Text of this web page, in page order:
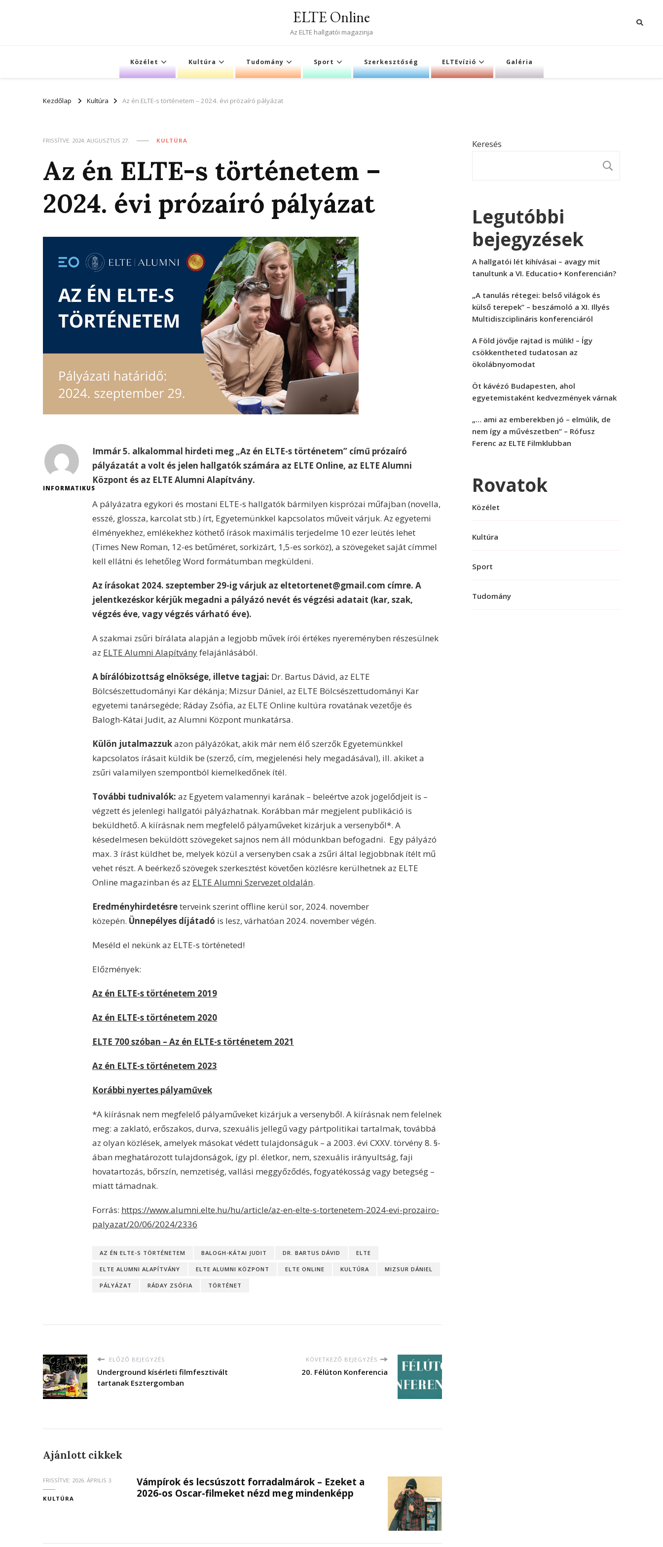
ELTE Online
Az ELTE hallgatói magazinja
Közélet Kultúra Tudomány Sport Szerkesztőség ELTEvízió Galéria
Kezdőlap Kultúra Az én ELTE-s történetem – 2024. évi prózaíró pályázat
FRISSÍTVE: 2024. AUGUSZTUS 27. KULTÚRA
Az én ELTE-s történetem –
2024. évi prózaíró pályázat
INFORMATIKUS
Immár 5. alkalommal hirdeti meg „Az én ELTE-s történetem” című prózaíró
pályázatát a volt és jelen hallgatók számára az ELTE Online, az ELTE Alumni
Központ és az ELTE Alumni Alapítvány.
A pályázatra egykori és mostani ELTE-s hallgatók bármilyen kisprózai műfajban (novella,
esszé, glossza, karcolat stb.) írt, Egyetemünkkel kapcsolatos műveit várjuk. Az egyetemi
élményekhez, emlékekhez köthető írások maximális terjedelme 10 ezer leütés lehet
(Times New Roman, 12-es betűméret, sorkizárt, 1,5-es sorköz), a szövegeket saját címmel
kell ellátni és lehetőleg Word formátumban megküldeni.
Az írásokat 2024. szeptember 29-ig várjuk az eltetortenet@gmail.com címre. A
jelentkezéskor kérjük megadni a pályázó nevét és végzési adatait (kar, szak,
végzés éve, vagy végzés várható éve).
A szakmai zsűri bírálata alapján a legjobb művek írói értékes nyereményben részesülnek
az ELTE Alumni Alapítványfelajánlásából.
A bírálóbizottság elnöksége, illetve tagjai: Dr. Bartus Dávid, az ELTE
Bölcsészettudományi Kar dékánja; Mizsur Dániel, az ELTE Bölcsészettudományi Kar
egyetemi tanársegéde; Ráday Zsófia, az ELTE Online kultúra rovatának vezetője és
Balogh-Kátai Judit, az Alumni Központ munkatársa.
Külön jutalmazzukazon pályázókat, akik már nem élő szerzők Egyetemünkkel
kapcsolatos írásait küldik be (szerző, cím, megjelenési hely megadásával), ill. akiket a
zsűri valamilyen szempontból kiemelkedőnek ítél.
További tudnivalók: az Egyetem valamennyi karának – beleértve azok jogelődjeit is –
végzett és jelenlegi hallgatói pályázhatnak. Korábban már megjelent publikáció is
beküldhető. A kiírásnak nem megfelelő pályaműveket kizárjuk a versenyből*. A
késedelmesen beküldött szövegeket sajnos nem áll módunkban befogadni. Egy pályázó
max. 3 írást küldhet be, melyek közül a versenyben csak a zsűri által legjobbnak ítélt mű
vehet részt. A beérkező szövegek szerkesztést követően közlésre kerülhetnek az ELTE
Online magazinban és az ELTE Alumni Szervezet oldalán.
Eredményhirdetésreterveink szerint offline kerül sor, 2024. november
közepén. Ünnepélyes díjátadó is lesz, várhatóan 2024. november végén.
Meséld el nekünk az ELTE-s történeted!
Előzmények:
Az én ELTE-s történetem 2019
Az én ELTE-s történetem 2020
ELTE 700 szóban – Az én ELTE-s történetem 2021
Az én ELTE-s történetem 2023
Korábbi nyertes pályaművek
*A kiírásnak nem megfelelő pályaműveket kizárjuk a versenyből. A kiírásnak nem felelnek
meg: a zaklató, erőszakos, durva, szexuális jellegű vagy pártpolitikai tartalmak, továbbá
az olyan közlések, amelyek másokat védett tulajdonságuk – a 2003. évi CXXV. törvény 8. §-
ában meghatározott tulajdonságok, így pl. életkor, nem, szexuális irányultság, faji
hovatartozás, bőrszín, nemzetiség, vallási meggyőződés, fogyatékosság vagy betegség –
miatt támadnak.
Forrás: https://www.alumni.elte.hu/hu/article/az-en-elte-s-tortenetem-2024-evi-prozairo-
palyazat/20/06/2024/2336
AZ ÉN ELTE-S TÖRTÉNETEM BALOGH-KÁTAI JUDIT DR. BARTUS DÁVID ELTE
ELTE ALUMNI ALAPÍTVÁNY ELTE ALUMNI KÖZPONT ELTE ONLINE KULTÚRA MIZSUR DÁNIEL
PÁLYÁZAT RÁDAY ZSÓFIA TÖRTÉNET
ELŐZŐ BEJEGYZÉS
Underground kísérleti filmfesztivált
tartanak Esztergomban
KÖVETKEZŐ BEJEGYZÉS
20. Félúton Konferencia
Ajánlott cikkek
FRISSÍTVE: 2026. ÁPRILIS 3.
KULTÚRA
Vámpírok és lecsúszott forradalmárok – Ezeket a
2026-os Oscar-filmeket nézd meg mindenképp
Keresés
Legutóbbi
bejegyzések
A hallgatói lét kihívásai – avagy mit
tanultunk a VI. Educatio+ Konferencián?
„A tanulás rétegei: belső világok és
külső terepek” – beszámoló a XI. Illyés
Multidiszciplináris konferenciáról
A Föld jövője rajtad is múlik! – Így
csökkentheted tudatosan az
ökolábnyomodat
Öt kávézó Budapesten, ahol
egyetemistaként kedvezmények várnak
„… ami az emberekben jó – elmúlik, de
nem így a művészetben” – Rófusz
Ferenc az ELTE Filmklubban
Rovatok
Közélet
Kultúra
Sport
Tudomány